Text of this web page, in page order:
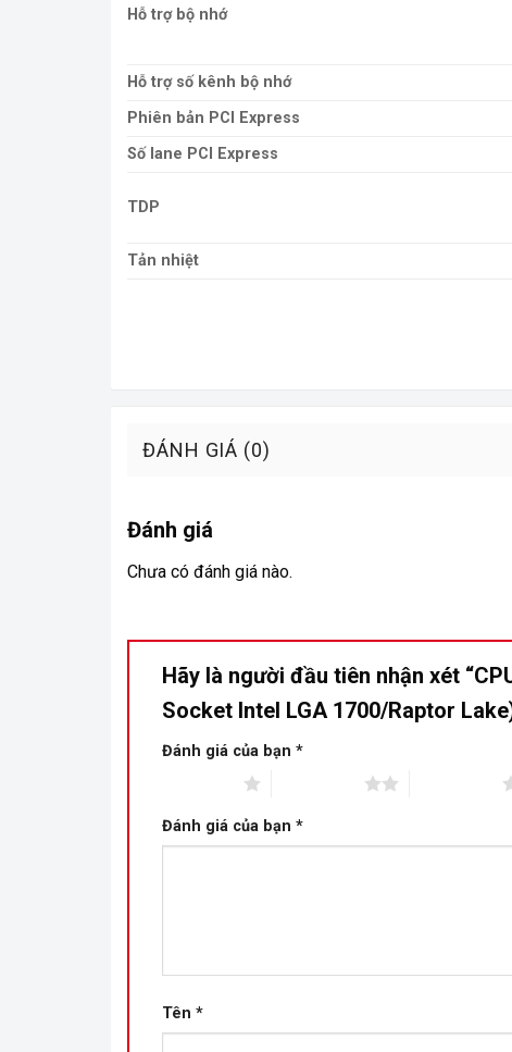
Hỗ trợ bộ nhớ
Hỗ trợ số kênh bộ nhớ
Phiên bản PCI Express
Số lane PCI Express
TDP
Tản nhiệt
ĐÁNH GIÁ (0)
Đánh giá
Chưa có đánh giá nào.
Hãy là người đầu tiên nhận xét
Socket Intel LGA 1700/Raptor
Đánh giá của bạn *
Đánh giá của bạn *
Tên *